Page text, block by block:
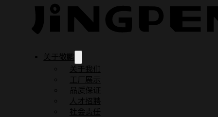
关于敬鹏
关于我们
工厂展示
品质保证
人才招聘
社会责任
阅读时间：2 分钟